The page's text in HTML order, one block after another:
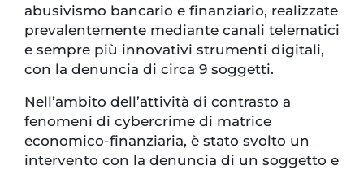
abusivismo bancario e finanziario, realizzate
prevalentemente mediante canali telematici
e sempre più innovativi strumenti digitali,
con la denuncia di circa 9 soggetti.
Nell’ambito dell’attività di contrasto a
fenomeni di cybercrime di matrice
economico-finanziaria, è stato svolto un
intervento con la denuncia di un soggetto e